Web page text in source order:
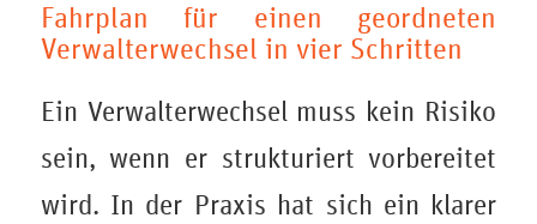
Fahrplan für einen geordneten
Verwalterwechsel in vier Schritten
Ein Verwalterwechsel muss kein Risiko
sein, wenn er strukturiert vorbereitet
wird. In der Praxis hat sich ein klarer